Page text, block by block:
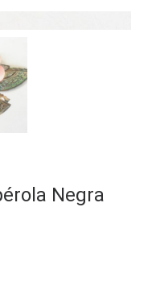
Negra